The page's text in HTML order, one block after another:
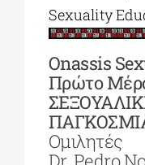
Sexuality
Οnassis
Πρώτο
Ομιλητές